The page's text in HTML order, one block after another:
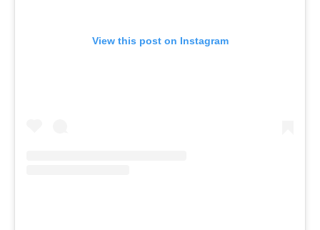
View this post on Instagram